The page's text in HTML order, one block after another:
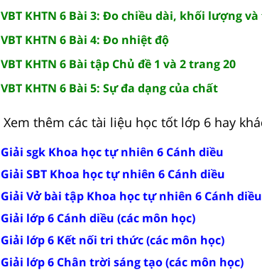
VBT KHTN 6 Bài 3: Đo chiều dài, khối lượng
VBT KHTN 6 Bài 4: Đo nhiệt độ
VBT KHTN 6 Bài tập Chủ đề 1 và 2 trang 20
VBT KHTN 6 Bài 5: Sự đa dạng của chất
Xem thêm các tài liệu học tốt lớp 6 hay
Giải sgk Khoa học tự nhiên 6 Cánh diều
Giải SBT Khoa học tự nhiên 6 Cánh diều
Giải Vở bài tập Khoa học tự nhiên 6 Cánh diều
Giải lớp 6 Cánh diều (các môn học)
Giải lớp 6 Kết nối tri thức (các môn học)
Giải lớp 6 Chân trời sáng tạo (các môn học)